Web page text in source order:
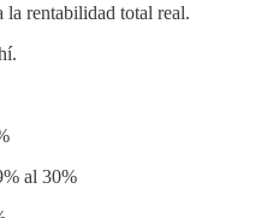
la rentabilidad total real.
al 30%